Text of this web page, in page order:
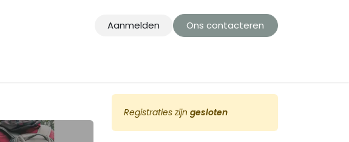
Aanmelden
Ons contacteren
Registraties zijn gesloten